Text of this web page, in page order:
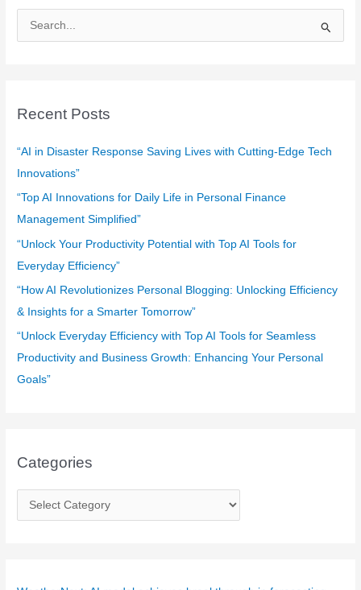
e
c
f
o
r
:
Recent Posts
“AI in Disaster Response Saving Lives with Cutting-Edge Tech
Innovations”
“Top AI Innovations for Daily Life in Personal Finance
Management Simplified”
“Unlock Your Productivity Potential with Top AI Tools for
Everyday Efficiency”
“How AI Revolutionizes Personal Blogging: Unlocking Efficiency
& Insights for a Smarter Tomorrow”
“Unlock Everyday Efficiency with Top AI Tools for Seamless
Productivity and Business Growth: Enhancing Your Personal
Goals”
Categories
a
g